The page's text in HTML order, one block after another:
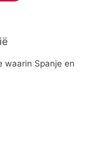
waarin Spanje en